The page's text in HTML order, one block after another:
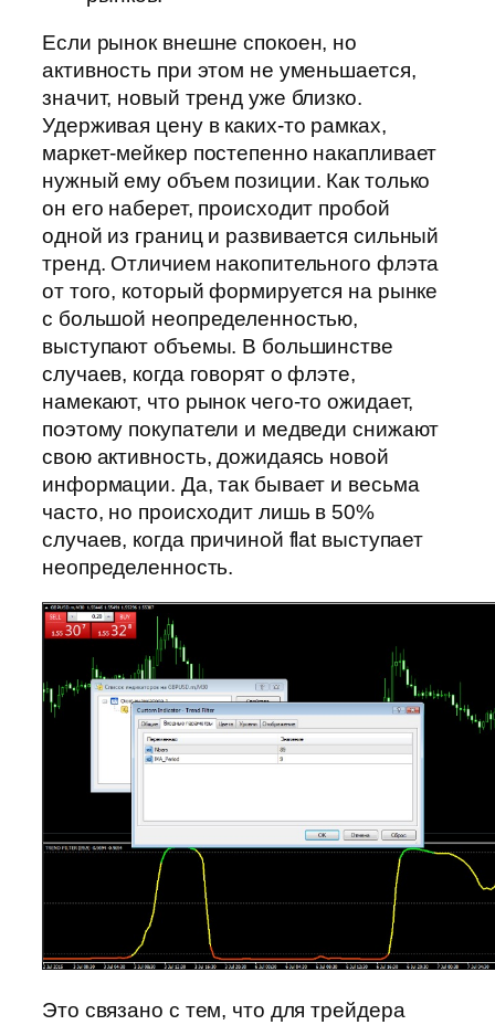
Если рынок внешне спокоен, но
активность при этом не уменьшается,
значит, новый тренд уже близко.
Удерживая цену в каких-то рамках,
маркет-мейкер постепенно накапливает
нужный ему объем позиции. Как только
он его наберет, происходит пробой
одной из границ и развивается сильный
тренд. Отличием накопительного флэта
от того, который формируется на рынке
с большой неопределенностью,
выступают объемы. В большинстве
случаев, когда говорят о флэте,
намекают, что рынок чего-то ожидает,
поэтому покупатели и медведи снижают
свою активность, дожидаясь новой
информации. Да, так бывает и весьма
часто, но происходит лишь в 50%
случаев, когда причиной flat выступает
неопределенность.
Это связано с тем, что для трейдера